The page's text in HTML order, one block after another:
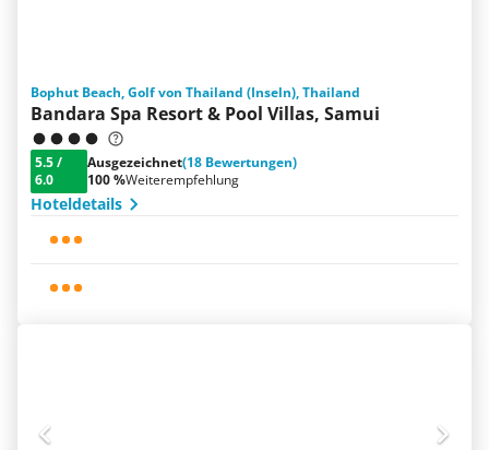
Bophut Beach, Golf von Thailand (Inseln), Thailand
Bandara Spa Resort & Pool Villas, Samui
5.5/
6.0
Ausgezeichnet(18 Bewertungen)
100 %Weiterempfehlung
Hoteldetails